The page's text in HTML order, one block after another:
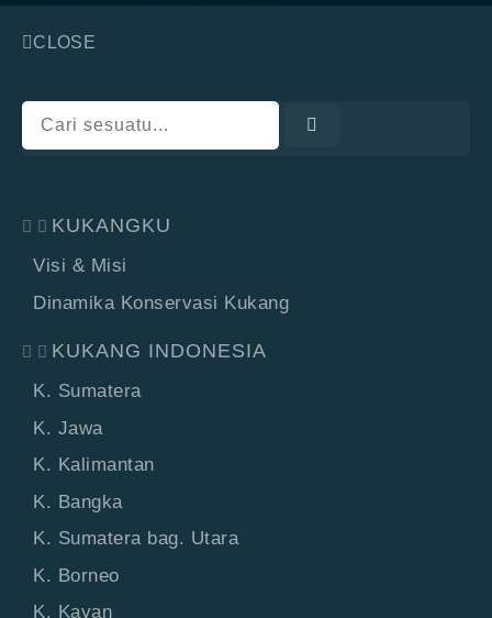
CLOSE
KUKANGKU
Visi & Misi
Dinamika Konservasi Kukang
KUKANG INDONESIA
K. Sumatera
K. Jawa
K. Kalimantan
K. Bangka
K. Sumatera bag. Utara
K. Borneo
K. Kayan